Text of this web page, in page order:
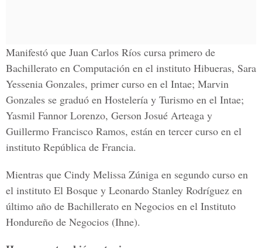
Manifestó que Juan Carlos Ríos cursa primero de
Bachillerato en Computación en el instituto Hibueras, Sara
Yessenia Gonzales, primer curso en el Intae; Marvin
Gonzales se graduó en Hostelería y Turismo en el Intae;
Yasmil Fannor Lorenzo, Gerson Josué Arteaga y
Guillermo Francisco Ramos, están en tercer curso en el
instituto República de Francia.
Mientras que Cindy Melissa Zúniga en segundo curso en
el instituto El Bosque y Leonardo Stanley Rodríguez en
último año de Bachillerato en Negocios en el Instituto
Hondureño de Negocios (Ihne).